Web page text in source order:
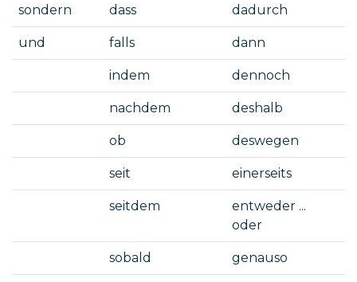
sondern dass dadurch
und falls dann
indem dennoch
nachdem deshalb
ob deswegen
seit einerseits
seitdem
entweder ...
oder
sobald genauso